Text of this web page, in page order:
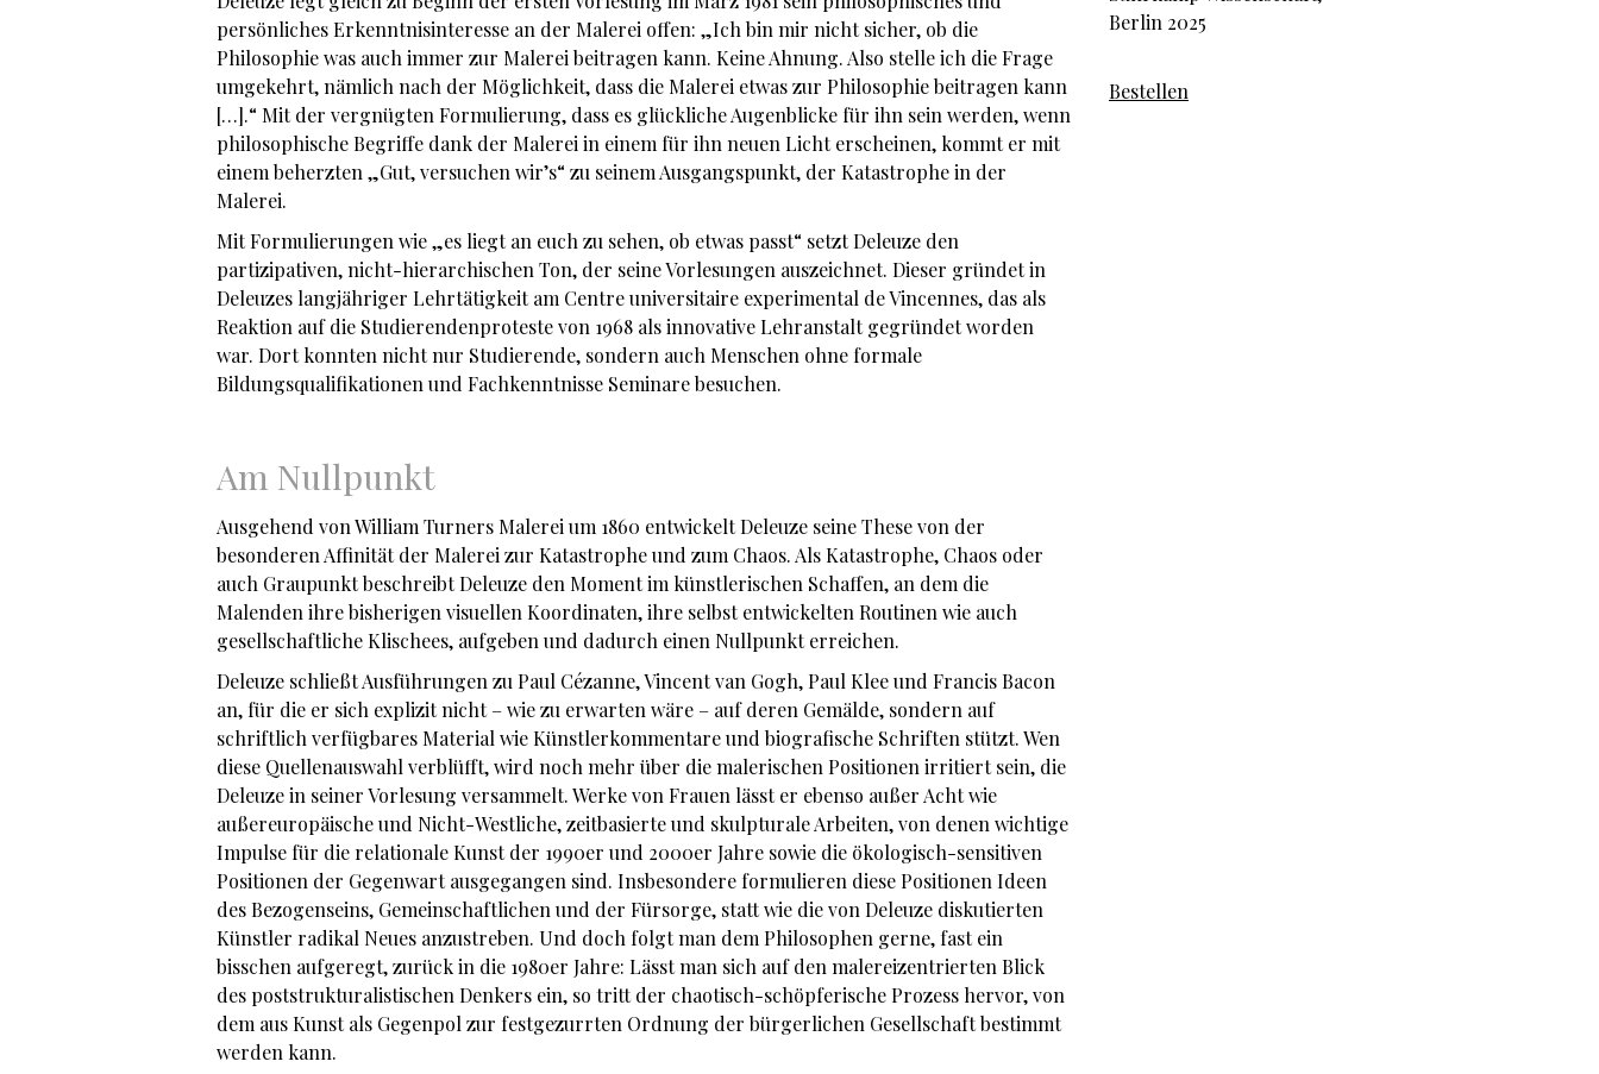
persönliches Erkenntnisinteresse an der Malerei offen: „Ich bin mir nicht sicher, ob die
Philosophie was auch immer zur Malerei beitragen kann. Keine Ahnung. Also stelle ich die Frage
umgekehrt, nämlich nach der Möglichkeit, dass die Malerei etwas zur Philosophie beitragen kann
[…].“ Mit der vergnügten Formulierung, dass es glückliche Augenblicke für ihn sein werden, wenn
philosophische Begriffe dank der Malerei in einem für ihn neuen Licht erscheinen, kommt er mit
einem beherzten „Gut, versuchen wir’s“ zu seinem Ausgangspunkt, der Katastrophe in der
Malerei.
Mit Formulierungen wie „es liegt an euch zu sehen, ob etwas passt“ setzt Deleuze den
partizipativen, nicht-hierarchischen Ton, der seine Vorlesungen auszeichnet. Dieser gründet in
Deleuzes langjähriger Lehrtätigkeit am Centre universitaire experimental de Vincennes, das als
Reaktion auf die Studierendenproteste von 1968 als innovative Lehranstalt gegründet worden
war. Dort konnten nicht nur Studierende, sondern auch Menschen ohne formale
Bildungsqualifikationen und Fachkenntnisse Seminare besuchen.
Am Nullpunkt
Ausgehend von William Turners Malerei um 1860 entwickelt Deleuze seine These von der
besonderen Affinität der Malerei zur Katastrophe und zum Chaos. Als Katastrophe, Chaos oder
auch Graupunkt beschreibt Deleuze den Moment im künstlerischen Schaffen, an dem die
Malenden ihre bisherigen visuellen Koordinaten, ihre selbst entwickelten Routinen wie auch
gesellschaftliche Klischees, aufgeben und dadurch einen Nullpunkt erreichen.
Deleuze schließt Ausführungen zu Paul Cézanne, Vincent van Gogh, Paul Klee und Francis Bacon
an, für die er sich explizit nicht – wie zu erwarten wäre – auf deren Gemälde, sondern auf
schriftlich verfügbares Material wie Künstlerkommentare und biografische Schriften stützt. Wen
diese Quellenauswahl verblüfft, wird noch mehr über die malerischen Positionen irritiert sein, die
Deleuze in seiner Vorlesung versammelt. Werke von Frauen lässt er ebenso außer Acht wie
außereuropäische und Nicht-Westliche, zeitbasierte und skulpturale Arbeiten, von denen wichtige
Impulse für die relationale Kunst der 1990er und 2000er Jahre sowie die ökologisch-sensitiven
Positionen der Gegenwart ausgegangen sind. Insbesondere formulieren diese Positionen Ideen
des Bezogenseins, Gemeinschaftlichen und der Fürsorge, statt wie die von Deleuze diskutierten
Künstler radikal Neues anzustreben. Und doch folgt man dem Philosophen gerne, fast ein
bisschen aufgeregt, zurück in die 1980er Jahre: Lässt man sich auf den malereizentrierten Blick
des poststrukturalistischen Denkers ein, so tritt der chaotisch-schöpferische Prozess hervor, von
dem aus Kunst als Gegenpol zur festgezurrten Ordnung der bürgerlichen Gesellschaft bestimmt
werden kann.
Berlin 2025
Bestellen